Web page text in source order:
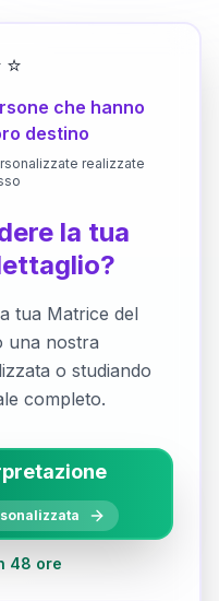
⭐
che hanno
destino
realizzate
la tua
tua Matrice del
una nostra
o studiando
completo.
48 ore